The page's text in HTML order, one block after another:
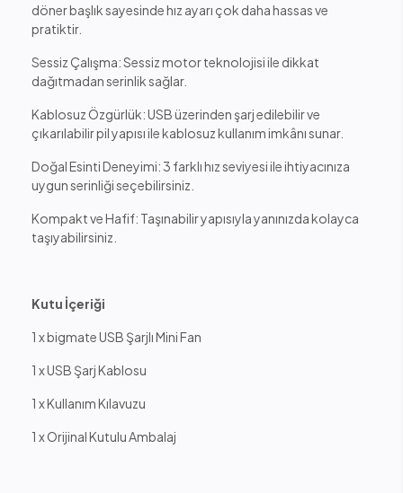
döner başlık sayesinde hız ayarı çok daha hassas ve
pratiktir.
Sessiz Çalışma: Sessiz motor teknolojisi ile dikkat
dağıtmadan serinlik sağlar.
Kablosuz Özgürlük: USB üzerinden şarj edilebilir ve
çıkarılabilir pil yapısı ile kablosuz kullanım imkânı sunar.
Doğal Esinti Deneyimi: 3 farklı hız seviyesi ile ihtiyacınıza
uygun serinliği seçebilirsiniz.
Kompakt ve Hafif: Taşınabilir yapısıyla yanınızda kolayca
taşıyabilirsiniz.
Kutu İçeriği
1 x bigmate USB Şarjlı Mini Fan
1 x USB Şarj Kablosu
1 x Kullanım Kılavuzu
1 x Orijinal Kutulu Ambalaj